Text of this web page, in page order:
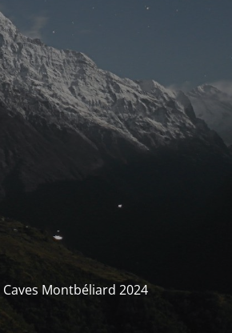
Montbéliard 2024